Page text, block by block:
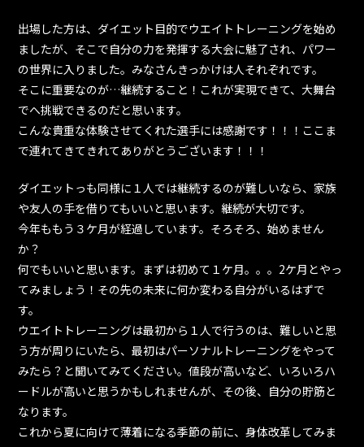
出場した方は、ダイエット目的でウエイトトレーニングを始め
ましたが、そこで自分の力を発揮する大会に魅了され、パワー
の世界に入りました。みなさんきっかけは人それぞれです。
そこに重要なのが…継続すること！これが実現できて、大舞台
でへ挑戦できるのだと思います。
こんな貴重な体験させてくれた選手には感謝です！！！ここま
で連れてきてきれてありがとうございます！！！
ダイエットっも同様に１人では継続するのが難しいなら、家族
や友人の手を借りてもいいと思います。継続が大切です。
今年ももう３ケ月が経過しています。そろそろ、始めません
か？
何でもいいと思います。まずは初めて１ケ月。。。2ケ月とやっ
てみましょう！その先の未来に何か変わる自分がいるはずで
す。
ウエイトトレーニングは最初から１人で行うのは、難しいと思
う方が周りにいたら、最初はパーソナルトレーニングをやって
みたら？と聞いてみてください。値段が高いなど、いろいろハ
ードルが高いと思うかもしれませんが、その後、自分の貯筋と
なります。
これから夏に向けて薄着になる季節の前に、身体改革してみま